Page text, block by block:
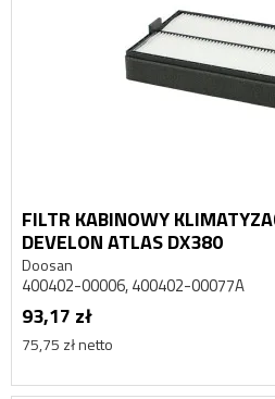
FILTR KABINOWY
DEVELON ATLAS DX380
Doosan
400402-00006, 400402-00077A
93,17 zł
75,75 zł netto